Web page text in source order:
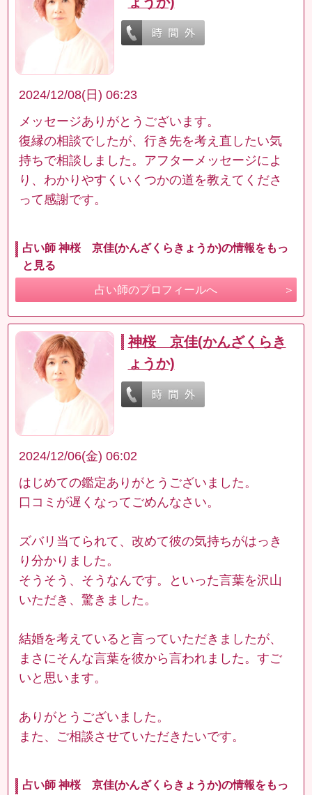
2024/12/08(日) 06:23
メッセージありがとうございます。
復縁の相談でしたが、行き先を考え直したい気
持ちで相談しました。アフターメッセージによ
り、わかりやすくいくつかの道を教えてくださ
って感謝です。
占い師 神桜 京佳(かんざくらきょうか)の情報をもっ
と見る
占い師のプロフィールへ
神桜 京佳(かんざくらき
ょうか)
2024/12/06(金) 06:02
はじめての鑑定ありがとうございました。
口コミが遅くなってごめんなさい。
ズバリ当てられて、改めて彼の気持ちがはっき
り分かりました。
そうそう、そうなんです。といった言葉を沢山
いただき、驚きました。
結婚を考えていると言っていただきましたが、
まさにそんな言葉を彼から言われました。すご
いと思います。
ありがとうございました。
また、ご相談させていただきたいです。
占い師 神桜 京佳(かんざくらきょうか)の情報をもっ